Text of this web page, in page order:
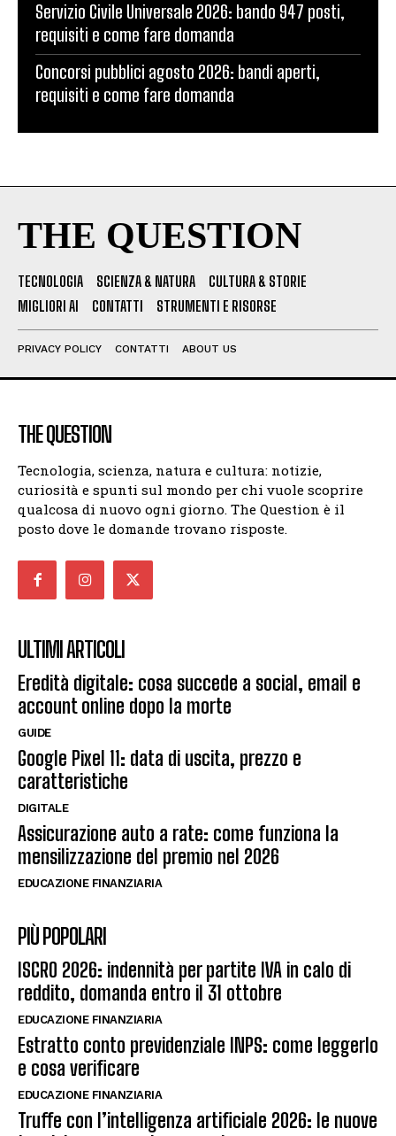
Servizio Civile Universale 2026: bando 947 posti,
requisiti e come fare domanda
Concorsi pubblici agosto 2026: bandi aperti,
requisiti e come fare domanda
THE QUESTION
TECNOLOGIA SCIENZA & NATURA
CULTURA & STORIE
MIGLIORI AI
CONTATTI STRUMENTI E RISORSE
PRIVACY POLICY CONTATTI ABOUT US
THE QUESTION
Tecnologia, scienza, natura e cultura: notizie,
curiosità e spunti sul mondo per chi vuole scoprire
qualcosa di nuovo ogni giorno. The Question è il
posto dove le domande trovano risposte.
ULTIMI ARTICOLI
Eredità digitale: cosa succede a social, email e
account online dopo la morte
GUIDE
Google Pixel 11: data di uscita, prezzo e
caratteristiche
DIGITALE
Assicurazione auto a rate: come funziona la
mensilizzazione del premio nel 2026
EDUCAZIONE FINANZIARIA
PIÙ POPOLARI
ISCRO 2026: indennità per partite IVA in calo di
reddito, domanda entro il 31 ottobre
EDUCAZIONE FINANZIARIA
Estratto conto previdenziale INPS: come leggerlo
e cosa verificare
EDUCAZIONE FINANZIARIA
Truffe con l’intelligenza artificiale 2026: le nuove